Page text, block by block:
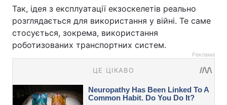
Так, ідея з експлуатації екзоскелетів реально
розглядається для використання у війні. Те саме
стосується, зокрема, використання
роботизованих транспортних систем.
Реклама